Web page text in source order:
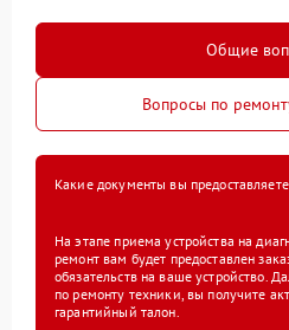
Общие
Вопросы по
Какие документы вы
На этапе приема устройства на
ремонт вам будет предоставлен
обязательств на ваше устройство.
по ремонту техники, вы получите
гарантийный талон.